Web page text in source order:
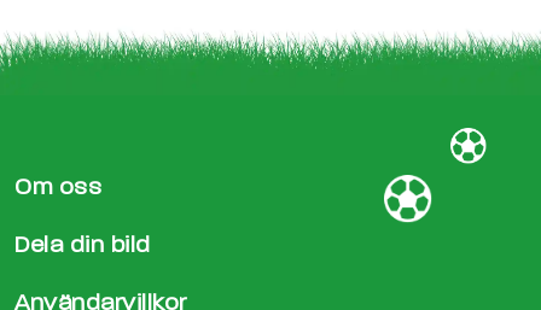
Om oss
Dela din bild
Användarvillkor